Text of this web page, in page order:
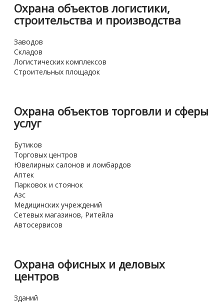
Охрана объектов логистики,
строительства и производства
Заводов
Складов
Логистических комплексов
Строительных площадок
Охрана объектов торговли и сферы
услуг
Бутиков
Торговых центров
Ювелирных салонов и ломбардов
Аптек
Парковок и стоянок
Азс
Медицинских учреждений
Сетевых магазинов, Ритейла
Автосервисов
Охрана офисных и деловых
центров
Зданий